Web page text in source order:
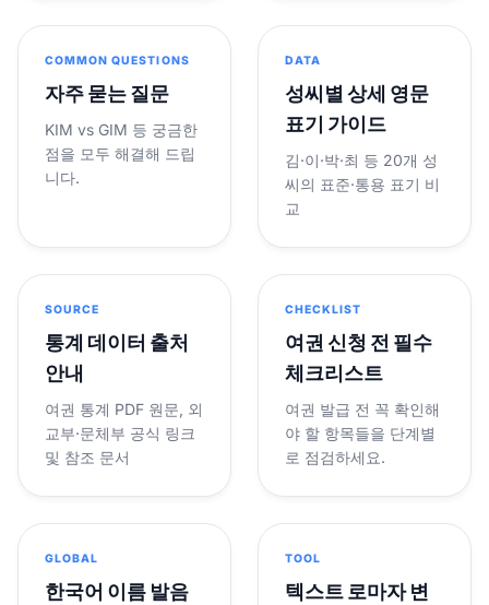
COMMON QUESTIONS
자주 묻는 질문
KIM vs GIM 등 궁금한
점을 모두 해결해 드립
니다.
DATA
성씨별 상세 영문
표기 가이드
김·이·박·최 등 20개 성
씨의 표준·통용 표기 비
교
SOURCE
통계 데이터 출처
안내
여권 통계 PDF 원문, 외
교부·문체부 공식 링크
및 참조 문서
CHECKLIST
여권 신청 전 필수
체크리스트
여권 발급 전 꼭 확인해
야 할 항목들을 단계별
로 점검하세요.
GLOBAL
한국어 이름 발음
TOOL
텍스트 로마자 변